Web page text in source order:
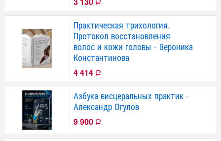
Р
Практическая трихология.
Протокол восстановления
волос и кожи головы - Вероника
Константинова
4 414 Р
Азбука висцеральных практик -
Александр Огулов
9 900 Р